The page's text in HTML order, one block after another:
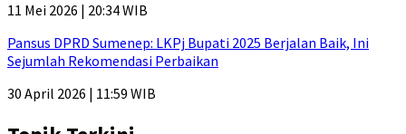
11 Mei 2026 | 20:34 WIB
Pansus DPRD Sumenep: LKPj Bupati 2025 Berjalan Baik, Ini
Sejumlah Rekomendasi Perbaikan
30 April 2026 | 11:59 WIB